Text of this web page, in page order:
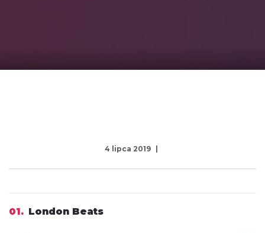
4 lipca 2019
01 London Beats